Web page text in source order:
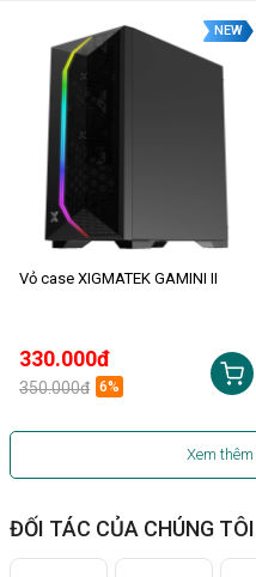
NEW
Vỏ case XIGMATEK GAMINI II
330.000đ
350.000đ 6%
Xem thêm
ĐỐI TÁC CỦA CHÚNG TÔI